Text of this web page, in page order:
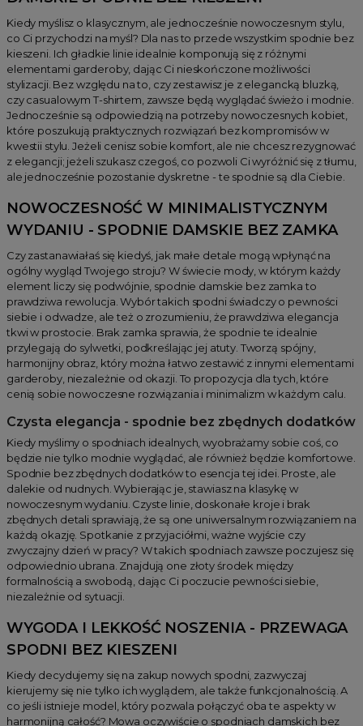
Kiedy myślisz o klasycznym, ale jednocześnie nowoczesnym stylu,
co Ci przychodzi na myśl? Dla nas to przede wszystkim spodnie bez
kieszeni. Ich gładkie linie idealnie komponują się z różnymi
elementami garderoby, dając Ci nieskończone możliwości
stylizacji. Bez względu na to, czy zestawisz je z elegancką bluzką,
czy casualowym T-shirtem, zawsze będą wyglądać świeżo i modnie.
Jednocześnie są odpowiedzią na potrzeby nowoczesnych kobiet,
które poszukują praktycznych rozwiązań bez kompromisów w
kwestii stylu. Jeżeli cenisz sobie komfort, ale nie chcesz rezygnować
z elegancji; jeżeli szukasz czegoś, co pozwoli Ci wyróżnić się z tłumu,
ale jednocześnie pozostanie dyskretne - te spodnie są dla Ciebie.
NOWOCZESNOŚĆ W MINIMALISTYCZNYM
WYDANIU - SPODNIE DAMSKIE BEZ ZAMKA
Czy zastanawiałaś się kiedyś, jak małe detale mogą wpłynąć na
ogólny wygląd Twojego stroju? W świecie mody, w którym każdy
element liczy się podwójnie, spodnie damskie bez zamka to
prawdziwa rewolucja. Wybór takich spodni świadczy o pewności
siebie i odwadze, ale też o zrozumieniu, że prawdziwa elegancja
tkwi w prostocie. Brak zamka sprawia, że spodnie te idealnie
przylegają do sylwetki, podkreślając jej atuty. Tworzą spójny,
harmonijny obraz, który można łatwo zestawić z innymi elementami
garderoby, niezależnie od okazji. To propozycja dla tych, które
cenią sobie nowoczesne rozwiązania i minimalizm w każdym calu.
Czysta elegancja - spodnie bez zbędnych dodatków
Kiedy myślimy o spodniach idealnych, wyobrażamy sobie coś, co
będzie nie tylko modnie wyglądać, ale również będzie komfortowe.
Spodnie bez zbędnych dodatków to esencja tej idei. Proste, ale
dalekie od nudnych. Wybierając je, stawiasz na klasykę w
nowoczesnym wydaniu. Czyste linie, doskonałe kroje i brak
zbędnych detali sprawiają, że są one uniwersalnym rozwiązaniem na
każdą okazję. Spotkanie z przyjaciółmi, ważne wyjście czy
zwyczajny dzień w pracy? W takich spodniach zawsze poczujesz się
odpowiednio ubrana. Znajdują one złoty środek między
formalnością a swobodą, dając Ci poczucie pewności siebie,
niezależnie od sytuacji.
WYGODA I LEKKOŚĆ NOSZENIA - PRZEWAGA
SPODNI BEZ KIESZENI
Kiedy decydujemy się na zakup nowych spodni, zazwyczaj
kierujemy się nie tylko ich wyglądem, ale także funkcjonalnością. A
co jeśli istnieje model, który pozwala połączyć oba te aspekty w
harmonijną całość? Mowa oczywiście o spodniach damskich bez